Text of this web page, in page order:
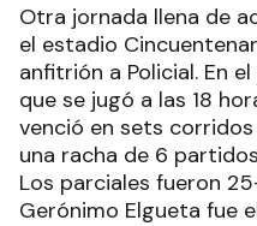
Otra jornada llena de
el estadio
anfitrión a Policial. En
que se jugó a las 18
venció en sets
una racha de 6
Los parciales fueron
Gerónimo Elgueta fue